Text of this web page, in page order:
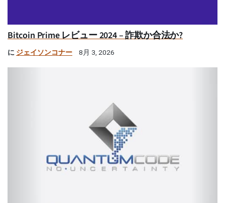
Bitcoin Prime レビュー 2024 – 詐欺か合法か?
に ジェイソンコナー 8月 3, 2026